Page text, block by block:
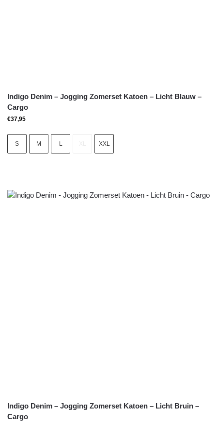
Indigo Denim – Jogging Zomerset Katoen – Licht Blauw –
Cargo
€37,95
S M L XXL
Indigo Denim – Jogging Zomerset Katoen – Licht Bruin –
Cargo